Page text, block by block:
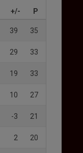
+/- P
39 35
29 33
19 33
10 27
-3 21
2 20